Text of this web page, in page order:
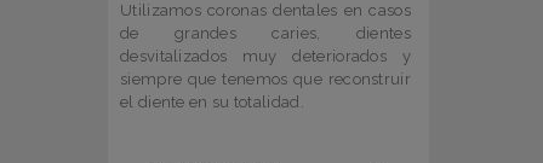
Utilizamos coronas dentales en casos
de grandes caries, dientes
desvitalizados muy deteriorados y
siempre que tenemos que reconstruir
el diente en su totalidad.